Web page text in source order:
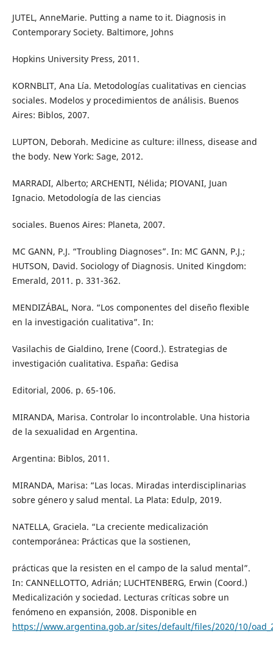
JUTEL, AnneMarie. Putting a name to it. Diagnosis in
Contemporary Society. Baltimore, Johns
Hopkins University Press, 2011.
KORNBLIT, Ana Lía. Metodologías cualitativas en ciencias
sociales. Modelos y procedimientos de análisis. Buenos
Aires: Biblos, 2007.
LUPTON, Deborah. Medicine as culture: illness, disease and
the body. New York: Sage, 2012.
MARRADI, Alberto; ARCHENTI, Nélida; PIOVANI, Juan
Ignacio. Metodología de las ciencias
sociales. Buenos Aires: Planeta, 2007.
MC GANN, P.J. “Troubling Diagnoses”. In: MC GANN, P.J.;
HUTSON, David. Sociology of Diagnosis. United Kingdom:
Emerald, 2011. p. 331-362.
MENDIZÁBAL, Nora. “Los componentes del diseño flexible
en la investigación cualitativa”. In:
Vasilachis de Gialdino, Irene (Coord.). Estrategias de
investigación cualitativa. España: Gedisa
Editorial, 2006. p. 65-106.
MIRANDA, Marisa. Controlar lo incontrolable. Una historia
de la sexualidad en Argentina.
Argentina: Biblos, 2011.
MIRANDA, Marisa: “Las locas. Miradas interdisciplinarias
sobre género y salud mental. La Plata: Edulp, 2019.
NATELLA, Graciela. “La creciente medicalización
contemporánea: Prácticas que la sostienen,
prácticas que la resisten en el campo de la salud mental”.
In: CANNELLOTTO, Adrián; LUCHTENBERG, Erwin (Coord.)
Medicalización y sociedad. Lecturas críticas sobre un
fenómeno en expansión, 2008. Disponible en
https://www.argentina.gob.ar/sites/default/files/2020/10/